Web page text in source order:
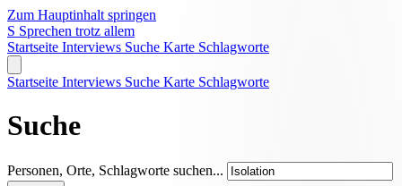
Zum Hauptinhalt springen
S Sprechen trotz allem
Startseite Interviews Suche Karte Schlagworte
Startseite Interviews Suche Karte Schlagworte
Suche
Personen, Orte, Schlagworte suchen...